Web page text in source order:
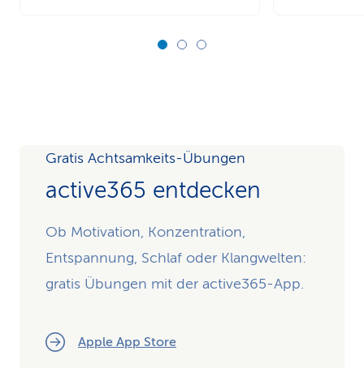
Gratis Achtsamkeits-Übungen
active365 entdecken
Ob Motivation, Konzentration,
Entspannung, Schlaf oder Klangwelten:
gratis Übungen mit der active365-App.
Apple App Store